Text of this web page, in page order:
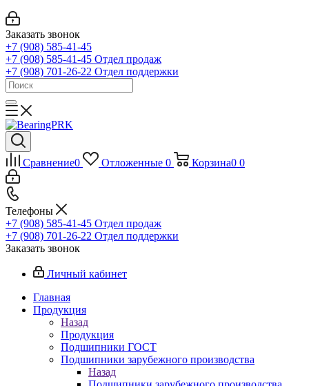
Заказать звонок
+7 (908) 585-41-45
+7 (908) 585-41-45 Отдел продаж
+7 (908) 701-26-22 Отдел поддержки
Сравнение0 Отложенные 0 Корзина0 0
Телефоны
+7 (908) 585-41-45 Отдел продаж
+7 (908) 701-26-22 Отдел поддержки
Заказать звонок
Личный кабинет
Главная
Продукция
Назад
Продукция
Подшипники ГОСТ
Подшипники зарубежного производства
Назад